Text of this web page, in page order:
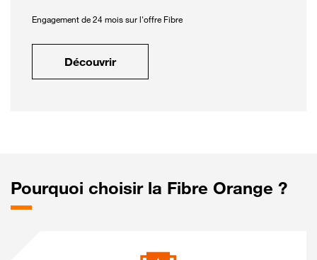
Engagement de 24 mois sur l'offre Fibre
Découvrir
Pourquoi choisir la Fibre Orange ?